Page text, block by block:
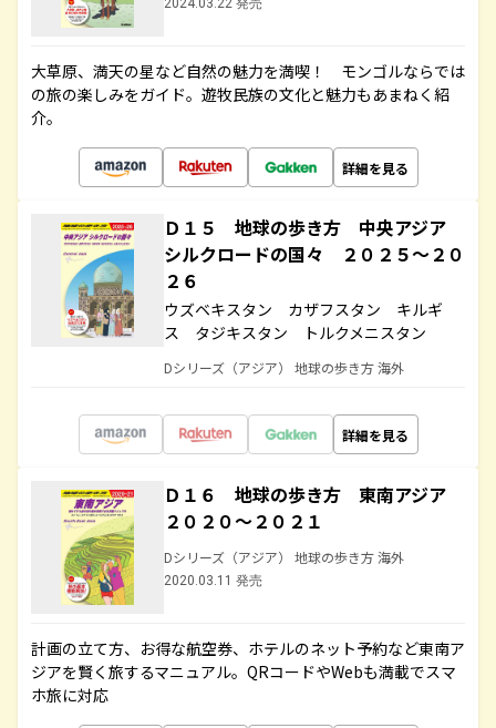
2024.03.22 発売
大草原、満天の星など自然の魅力を満喫！ モンゴルならでは
の旅の楽しみをガイド。遊牧民族の文化と魅力もあまねく紹
介。
詳細を見る
Ｄ１５ 地球の歩き方 中央アジア
シルクロードの国々 ２０２５～２０
２６
ウズベキスタン カザフスタン キルギ
ス タジキスタン トルクメニスタン
Dシリーズ（アジア） 地球の歩き方 海外
詳細を見る
Ｄ１６ 地球の歩き方 東南アジア
２０２０～２０２１
Dシリーズ（アジア） 地球の歩き方 海外
2020.03.11 発売
計画の立て方、お得な航空券、ホテルのネット予約など東南ア
ジアを賢く旅するマニュアル。QRコードやWebも満載でスマ
ホ旅に対応